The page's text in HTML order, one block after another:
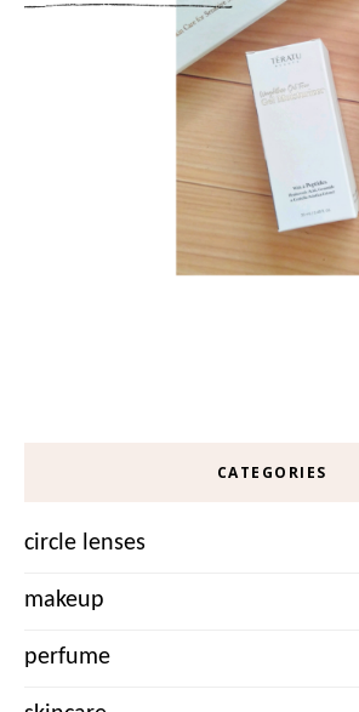
CATEGORIES
circle lenses
makeup
perfume